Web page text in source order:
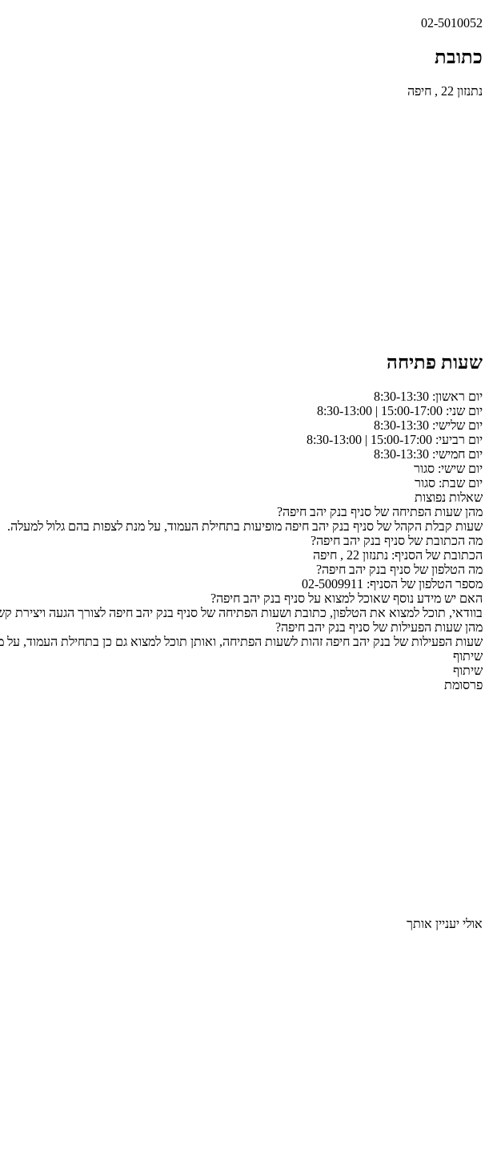
02-5010052
כתובת
נתנזון 22 , חיפה
שעות פתיחה
יום ראשון: 8:30-13:30
יום שני: 15:00-17:00 | 8:30-13:00
יום שלישי: 8:30-13:30
יום רביעי: 15:00-17:00 | 8:30-13:00
יום חמישי: 8:30-13:30
יום שישי: סגור
יום שבת: סגור
שאלות נפוצות
מהן שעות הפתיחה של סניף בנק יהב חיפה?
שעות קבלת הקהל של סניף בנק יהב חיפה מופיעות בתחילת העמוד, על מנת לצפות בהם גלול למעלה.
מה הכתובת של סניף בנק יהב חיפה?
הכתובת של הסניף: נתנזון 22 , חיפה
מה הטלפון של סניף בנק יהב חיפה?
מספר הטלפון של הסניף: 02-5009911
האם יש מידע נוסף שאוכל למצוא על סניף בנק יהב חיפה?
בוודאי, תוכל למצוא את הטלפון, כתובת ושעות הפתיחה של סניף בנק יהב חיפה לצורך הגעה ויצירת
מהן שעות הפעילות של סניף בנק יהב חיפה?
שעות הפעילות של בנק יהב חיפה זהות לשעות הפתיחה, ואותן תוכל למצוא גם כן בתחילת העמוד, על
שיתוף
שיתוף
פרסומת
אולי יעניין אותך